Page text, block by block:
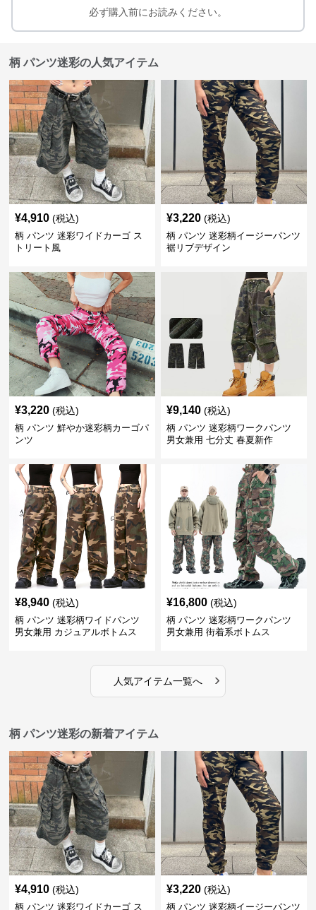
必ず購入前にお読みください。
柄 パンツ迷彩の人気アイテム
¥4,910 (税込)
柄 パンツ 迷彩ワイドカーゴ ス
トリート風
¥3,220 (税込)
柄 パンツ 迷彩柄イージーパンツ
裾リブデザイン
¥3,220 (税込)
柄 パンツ 鮮やか迷彩柄カーゴパ
ンツ
¥9,140 (税込)
柄 パンツ 迷彩柄ワークパンツ
男女兼用 七分丈 春夏新作
¥8,940 (税込)
柄 パンツ 迷彩柄ワイドパンツ
男女兼用 カジュアルボトムス
¥16,800 (税込)
柄 パンツ 迷彩柄ワークパンツ
男女兼用 街着系ボトムス
人気アイテム一覧へ ›
柄 パンツ迷彩の新着アイテム
¥4,910 (税込)
柄 パンツ 迷彩ワイドカーゴ ス
¥3,220 (税込)
柄 パンツ 迷彩柄イージーパンツ